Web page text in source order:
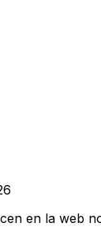
en la web